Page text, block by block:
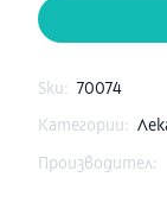
Sku: 70074
Категории:
Производител: